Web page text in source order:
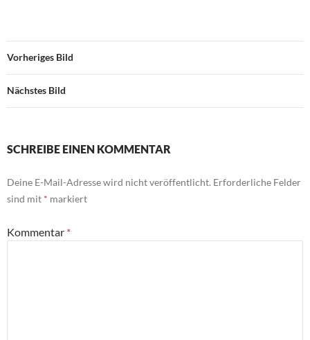
Vorheriges Bild
Nächstes Bild
SCHREIBE EINEN KOMMENTAR
Deine E-Mail-Adresse wird nicht veröffentlicht. Erforderliche Felder
sind mit * markiert
Kommentar *